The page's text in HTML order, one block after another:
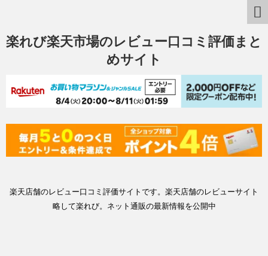
楽れび楽天市場のレビュー口コミ評価まと
めサイト
楽天店舗のレビュー口コミ評価サイトです。楽天店舗のレビューサイト
略して楽れび。ネット通販の最新情報を公開中